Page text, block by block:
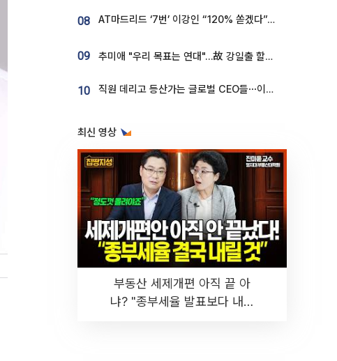
08 AT마드리드 ‘7번’ 이강인 “120% 쏟겠다”⋯시메오네 감독 “필요한 선수”
09 추미애 "우리 목표는 연대"…故 강일출 할머니 흉상 제막
10 직원 데리고 등산가는 글로벌 CEO들⋯이유 있었네
최신 영상
부동산 세제개편 아직 끝 아
냐? "종부세율 발표보다 내릴